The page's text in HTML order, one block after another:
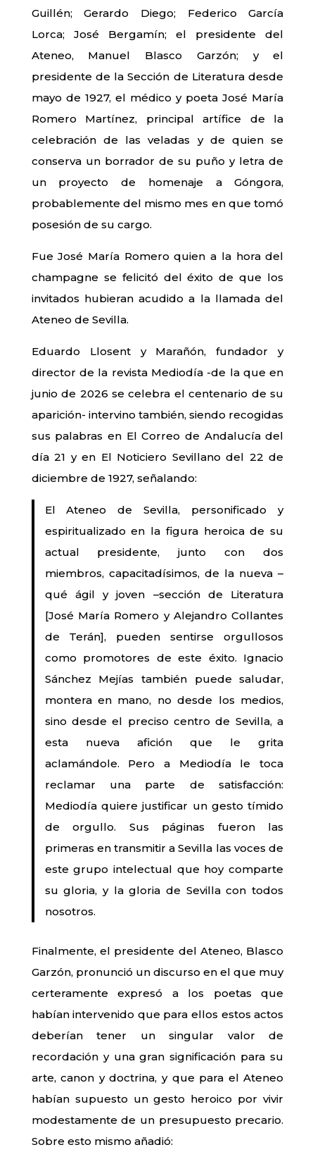
Guillén; Gerardo Diego; Federico García
Lorca; José Bergamín; el presidente del
Ateneo, Manuel Blasco Garzón; y el
presidente de la Sección de Literatura desde
mayo de 1927, el médico y poeta José María
Romero Martínez, principal artífice de la
celebración de las veladas y de quien se
conserva un borrador de su puño y letra de
un proyecto de homenaje a Góngora,
probablemente del mismo mes en que tomó
posesión de su cargo.
Fue José María Romero quien a la hora del
champagne se felicitó del éxito de que los
invitados hubieran acudido a la llamada del
Ateneo de Sevilla.
Eduardo Llosent y Marañón, fundador y
director de la revista Mediodía -de la que en
junio de 2026 se celebra el centenario de su
aparición- intervino también, siendo recogidas
sus palabras en El Correo de Andalucía del
día 21 y en El Noticiero Sevillano del 22 de
diciembre de 1927, señalando:
El Ateneo de Sevilla, personificado y
espiritualizado en la figura heroica de su
actual presidente, junto con dos
miembros, capacitadísimos, de la nueva –
qué ágil y joven –sección de Literatura
[José María Romero y Alejandro Collantes
de Terán], pueden sentirse orgullosos
como promotores de este éxito. Ignacio
Sánchez Mejías también puede saludar,
montera en mano, no desde los medios,
sino desde el preciso centro de Sevilla, a
esta nueva afición que le grita
aclamándole. Pero a Mediodía le toca
reclamar una parte de satisfacción:
Mediodía quiere justificar un gesto tímido
de orgullo. Sus páginas fueron las
primeras en transmitir a Sevilla las voces de
este grupo intelectual que hoy comparte
su gloria, y la gloria de Sevilla con todos
nosotros.
Finalmente, el presidente del Ateneo, Blasco
Garzón, pronunció un discurso en el que muy
certeramente expresó a los poetas que
habían intervenido que para ellos estos actos
deberían tener un singular valor de
recordación y una gran significación para su
arte, canon y doctrina, y que para el Ateneo
habían supuesto un gesto heroico por vivir
modestamente de un presupuesto precario.
Sobre esto mismo añadió: